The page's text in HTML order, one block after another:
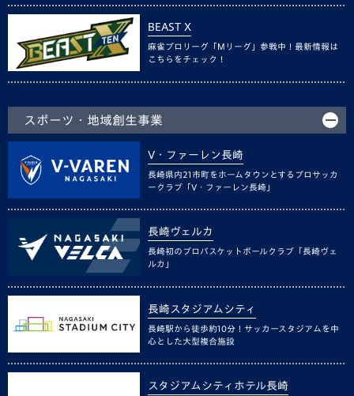
BEAST X
麻雀プロリーグ「Mリーグ」参戦中！最新情報は
こちらをチェック！
スポーツ・地域創生事業
V・ファーレン長崎
長崎県内21市町をホームタウンとするプロサッカ
ークラブ「V・ファーレン長崎」
長崎ヴェルカ
長崎初のプロバスケットボールクラブ「長崎ヴェ
ルカ」
長崎スタジアムシティ
長崎駅から徒歩約10分！サッカースタジアムを中
心とした大型複合施設
スタジアムシティホテル長崎